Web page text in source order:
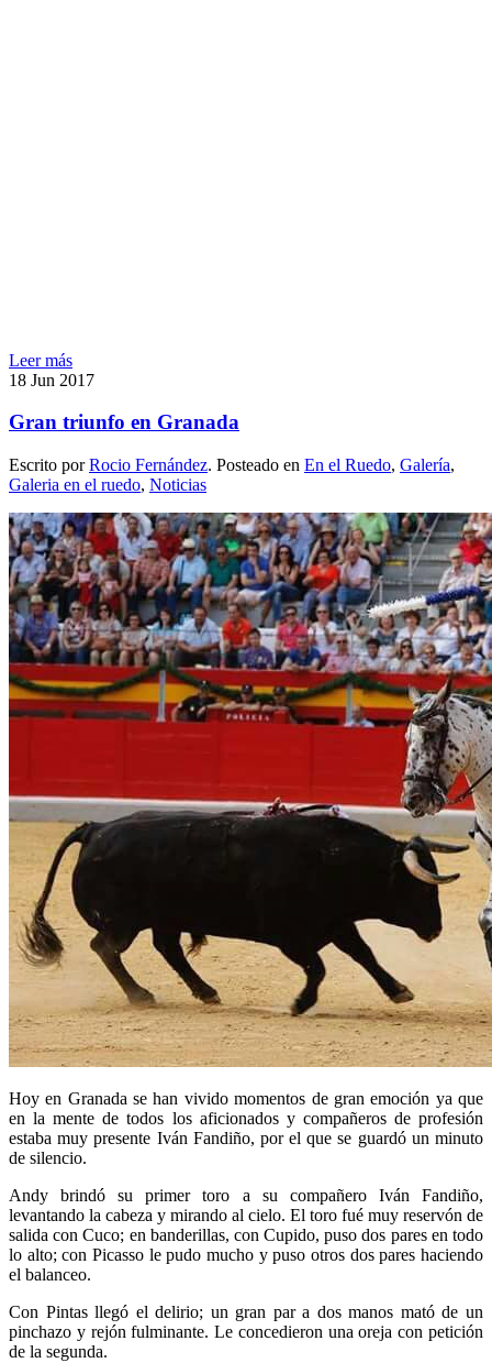
Leer más
18 Jun 2017
Gran triunfo en Granada
Escrito porRocio Fernández. Posteado en En el Ruedo, Galería,
Galeria en el ruedo, Noticias
Hoy en Granada se han vivido momentos de gran emoción ya que
en la mente de todos los aficionados y compañeros de profesión
estaba muy presente Iván Fandiño, por el que se guardó un minuto
de silencio.
Andy brindó su primer toro a su compañero Iván Fandiño,
levantando la cabeza y mirando al cielo. El toro fué muy reservón de
salida con Cuco; en banderillas, con Cupido, puso dos pares en todo
lo alto; con Picasso le pudo mucho y puso otros dos pares haciendo
el balanceo.
Con Pintas llegó el delirio; un gran par a dos manos mató de un
pinchazo y rejón fulminante. Le concedieron una oreja con petición
de la segunda.